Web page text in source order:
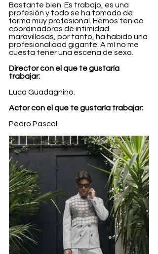
Bastante bien. Es trabajo, es una
profesión y todo se ha tomado de
forma muy profesional. Hemos tenido
coordinadoras de intimidad
maravillosas, por tanto, ha habido una
profesionalidad gigante. A mí no me
cuesta tener una escena de sexo.
Director con el que te gustaría
trabajar:
Luca Guadagnino.
Actor con el que te gustaría trabajar:
Pedro Pascal.